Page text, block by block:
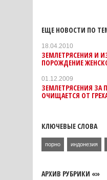
ЕЩЕ НОВОСТИ ПО
18.04.2010
ЗЕМЛЕТРЯСЕНИЯ И
ПОРОЖДЕНИЕ
01.12.2009
ЗЕМЛЕТРЯСЕНИЯ ЗА
ОЧИЩАЕТСЯ ОТ
КЛЮЧЕВЫЕ СЛОВА
порно индонезия
АРХИВ РУБРИКИ «»